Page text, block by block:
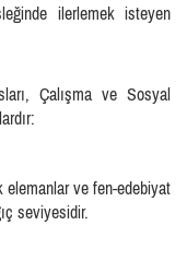
ilerlemek isteyen
Çalışma ve Sosyal
ve fen-edebiyat
seviyesidir.